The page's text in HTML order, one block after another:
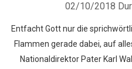
02/10/2018
Entfacht Gott nur die
Flammen gerade dabei, auf
Nationaldirektor Pater Karl